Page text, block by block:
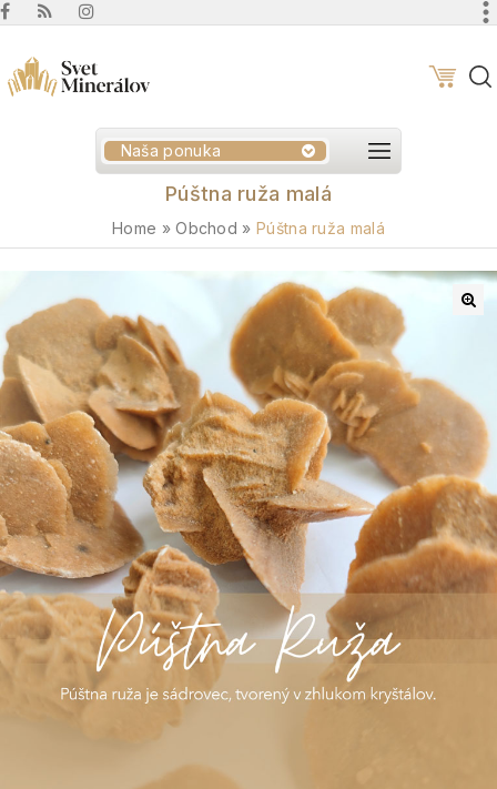
Naša ponuka
Púštna ruža malá
Home »Obchod » Púštna ruža malá